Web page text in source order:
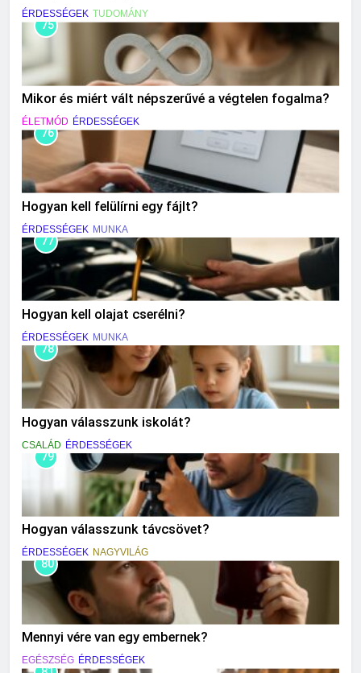
ÉRDESSÉGEK TUDOMÁNY
75
Mikor és miért vált népszerűvé a végtelen fogalma?
ÉLETMÓD ÉRDESSÉGEK
76
Hogyan kell felülírni egy fájlt?
ÉRDESSÉGEK MUNKA
77
Hogyan kell olajat cserélni?
ÉRDESSÉGEK MUNKA
78
Hogyan válasszunk iskolát?
CSALÁD ÉRDESSÉGEK
79
Hogyan válasszunk távcsövet?
ÉRDESSÉGEK NAGYVILÁG
80
Mennyi vére van egy embernek?
EGÉSZSÉG ÉRDESSÉGEK